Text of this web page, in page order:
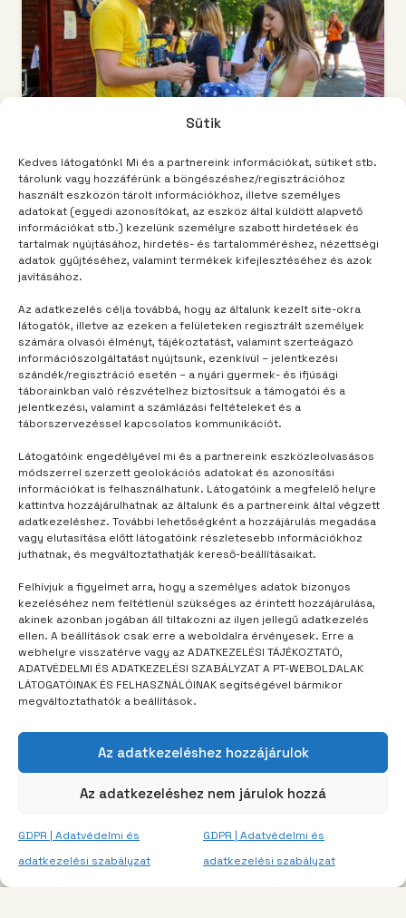
Sütik
Kedves látogatónk! Mi és a partnereink információkat, sütiket stb.
tárolunk vagy hozzáférünk a böngészéshez/regisztrációhoz
használt eszközön tárolt információkhoz, illetve személyes
adatokat (egyedi azonosítókat, az eszköz által küldött alapvető
információkat stb.) kezelünk személyre szabott hirdetések és
tartalmak nyújtásához, hirdetés- és tartalomméréshez, nézettségi
adatok gyűjtéséhez, valamint termékek kifejlesztéséhez és azok
javításához.
Az adatkezelés célja továbbá, hogy az általunk kezelt site-okra
látogatók, illetve az ezeken a felületeken regisztrált személyek
számára olvasói élményt, tájékoztatást, valamint szerteágazó
információszolgáltatást nyújtsunk, ezenkívül – jelentkezési
szándék/regisztráció esetén – a nyári gyermek- és ifjúsági
táborainkban való részvételhez biztosítsuk a támogatói és a
jelentkezési, valamint a számlázási feltételeket és a
táborszervezéssel kapcsolatos kommunikációt.
Látogatóink engedélyével mi és a partnereink eszközleolvasásos
módszerrel szerzett geolokációs adatokat és azonosítási
információkat is felhasználhatunk. Látogatóink a megfelelő helyre
kattintva hozzájárulhatnak az általunk és a partnereink által végzett
adatkezeléshez. További lehetőségként a hozzájárulás megadása
vagy elutasítása előtt látogatóink részletesebb információkhoz
juthatnak, és megváltoztathatják kereső-beállításaikat.
Felhívjuk a figyelmet arra, hogy a személyes adatok bizonyos
kezeléséhez nem feltétlenül szükséges az érintett hozzájárulása,
akinek azonban jogában áll tiltakozni az ilyen jellegű adatkezelés
ellen. A beállítások csak erre a weboldalra érvényesek. Erre a
webhelyre visszatérve vagy az ADATKEZELÉSI TÁJÉKOZTATÓ,
ADATVÉDELMI ÉS ADATKEZELÉSI SZABÁLYZAT A PT-WEBOLDALAK
LÁTOGATÓINAK ÉS FELHASZNÁLÓINAK segítségével bármikor
megváltoztathatók a beállítások.
Az adatkezeléshez hozzájárulok
Az adatkezeléshez nem járulok hozzá
GDPR | Adatvédelmi és
adatkezelési szabályzat
GDPR | Adatvédelmi és
adatkezelési szabályzat
TÁBORUNK 2 hónap telt el
Ez a legkirályabb hely nyáron
TÁBORUNK 3 év telt el
A táborozás összehozza az
embereket